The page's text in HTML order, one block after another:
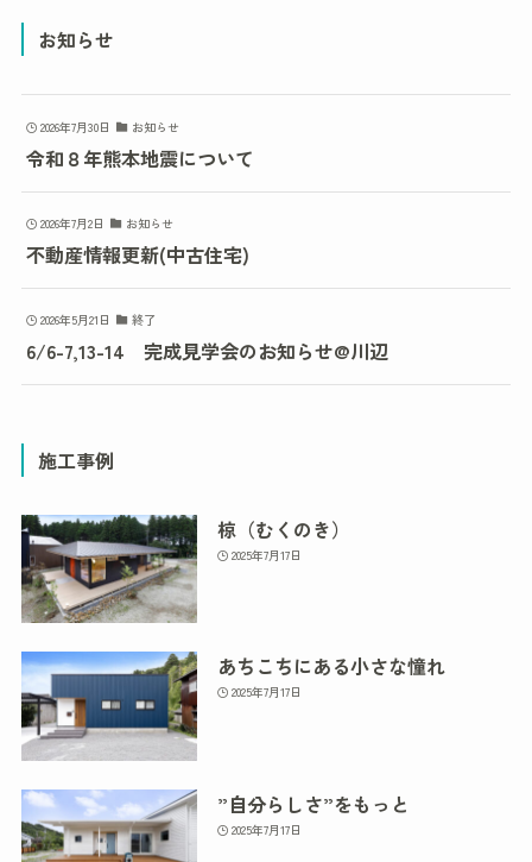
お知らせ
2026年7月30日 お知らせ
令和８年熊本地震について
2026年7月2日 お知らせ
不動産情報更新(中古住宅)
2026年5月21日 終了
6/6-7,13-14 完成見学会のお知らせ@川辺
施工事例
椋（むくのき）
2025年7月17日
あちこちにある小さな憧れ
2025年7月17日
”自分らしさ”をもっと
2025年7月17日